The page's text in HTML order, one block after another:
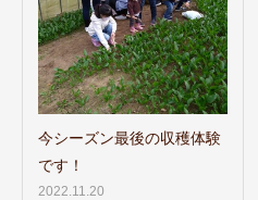
今シーズン最後の収穫体験
です！
2022.11.20